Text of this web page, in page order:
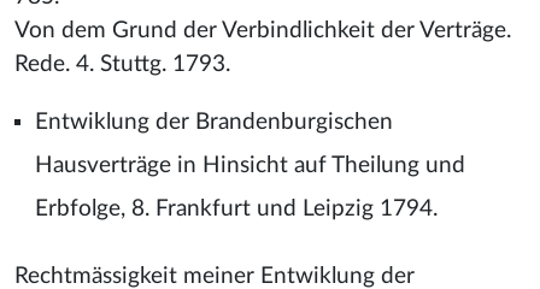
Von dem Grund der Verbindlichkeit der Verträge.
Rede. 4. Stuttg. 1793.
Entwiklung der Brandenburgischen
Hausverträge in Hinsicht auf Theilung und
Erbfolge, 8. Frankfurt und Leipzig 1794.
Rechtmässigkeit meiner Entwiklung der